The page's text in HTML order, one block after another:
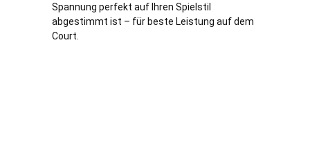
Spannung perfekt auf Ihren Spielstil
abgestimmt ist – für beste Leistung auf dem
Court.